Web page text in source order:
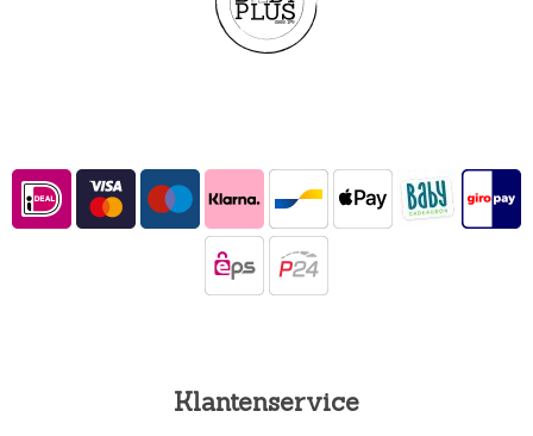
Klantenservice